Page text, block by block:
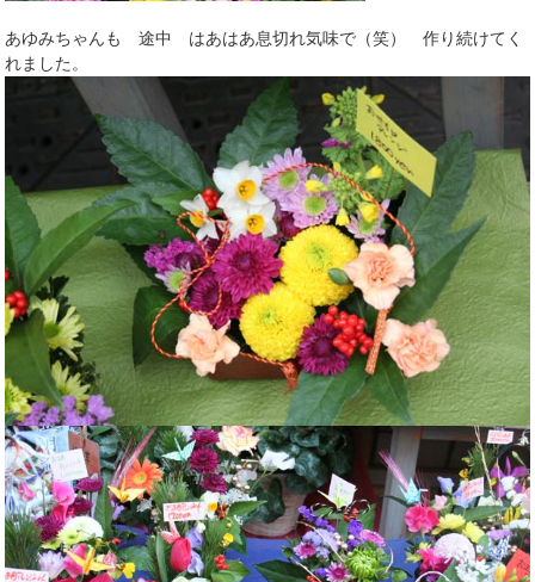
あゆみちゃんも 途中 はあはあ息切れ気味で（笑） 作り続けてく
れました。